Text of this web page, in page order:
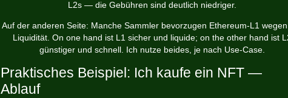
L2s — die Gebühren sind deutlich niedriger.
Auf der anderen Seite: Manche Sammler bevorzugen Ethereum-L1
Liquidität. On one hand ist L1 sicher und liquide; on the other hand ist
günstiger und schnell. Ich nutze beides, je nach Use-Case.
Praktisches Beispiel: Ich kaufe ein NFT —
Ablauf